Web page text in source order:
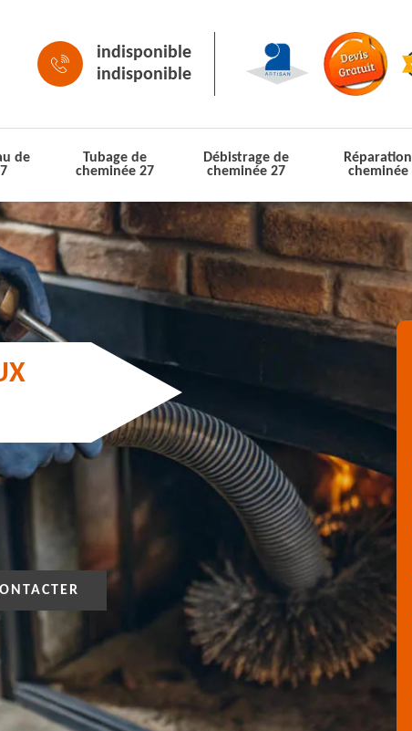
indisponible
indisponible
de
Tubage de
cheminée 27
Débistrage de
cheminée 27
cheminée